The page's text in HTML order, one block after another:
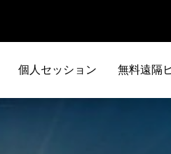
個人セッション 無料遠隔